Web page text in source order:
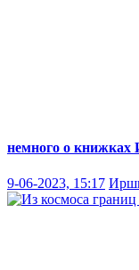
немного о книжках
9-06-2023, 15:17